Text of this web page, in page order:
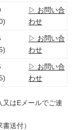
▷ お問い合
わせ
▷ お問い合
わせ
▷ お問い合
わせ
又はEメールでご連
送付）